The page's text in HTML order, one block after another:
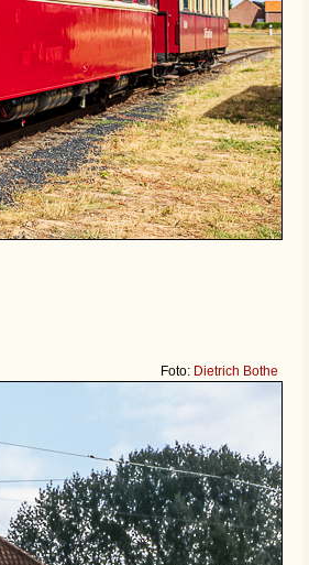
Foto: Dietrich Bothe